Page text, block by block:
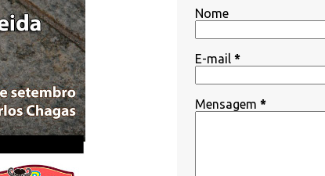
Nome
E-mail *
Mensagem *